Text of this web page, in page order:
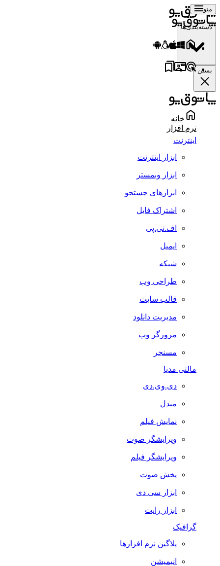
منو
دسته‌بندی‌ها
بستن
خانه
نرم افزار
اینترنت
ابزار اینترنت
ابزار وبمستر
ابزارهای جستجو
اشتراک فایل
اف.تی.پی
ایمیل
شبکه
طراحی وب
قالب سایت
مدیریت دانلود
مرورگر وب
مسنجر
مالتی مدیا
دی.وی.دی
مبدل
نمایش فیلم
ویرایشگر صوت
ویرایشگر فیلم
پخش صوت
ابزار سی دی
ابزار رایت
گرافیک
پلاگین نرم افزارها
انیمیشن